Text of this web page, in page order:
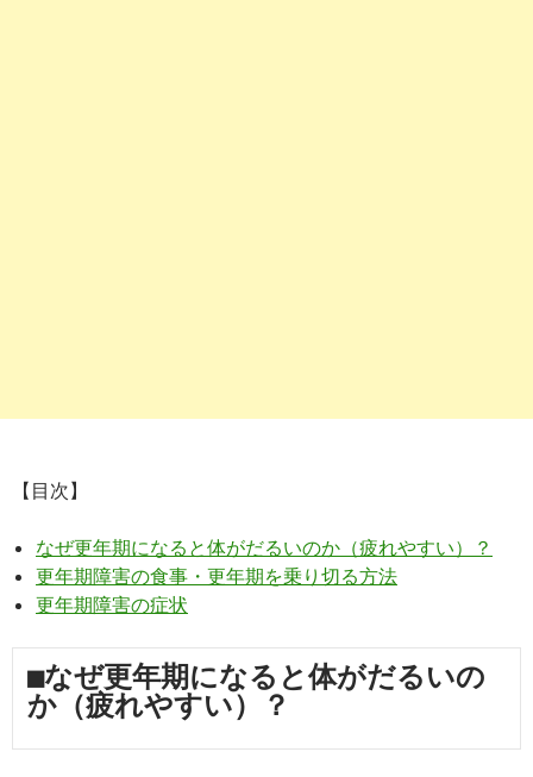
【目次】
なぜ更年期になると体がだるいのか（疲れやすい）？
更年期障害の食事・更年期を乗り切る方法
更年期障害の症状
■なぜ更年期になると体がだるいの
か（疲れやすい）？